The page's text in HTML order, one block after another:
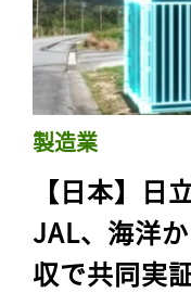
製造業
【日本】日
JAL、海洋
収で共同実